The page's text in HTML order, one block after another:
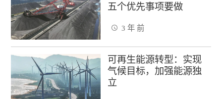
五个优先事项要做
3 年 前
可再生能源转型：实现
气候目标，加强能源独
立